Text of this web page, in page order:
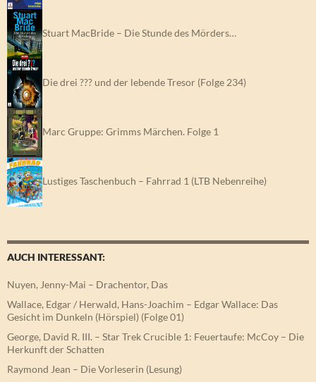
Stuart MacBride – Die Stunde des Mörders…
Die drei ??? und der lebende Tresor (Folge 234)
Marc Gruppe: Grimms Märchen. Folge 1
Lustiges Taschenbuch – Fahrrad 1 (LTB Nebenreihe)
AUCH INTERESSANT:
Nuyen, Jenny-Mai – Drachentor, Das
Wallace, Edgar / Herwald, Hans-Joachim – Edgar Wallace: Das
Gesicht im Dunkeln (Hörspiel) (Folge 01)
George, David R. III. – Star Trek Crucible 1: Feuertaufe: McCoy – Die
Herkunft der Schatten
Raymond Jean – Die Vorleserin (Lesung)